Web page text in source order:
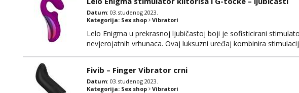
Datum: 03.studenog 2023.
Kategorija: Sex shop Vibratori
Lelo Enigma u prekrasnoj ljubičastoj boji je sofisticirani
nevjerojatnih vrhunaca. Ovaj luksuzni uređaj kombinira
Fivib – Finger Vibrator crni
Datum: 03.studenog 2023.
Kategorija: Sex shop Vibratori